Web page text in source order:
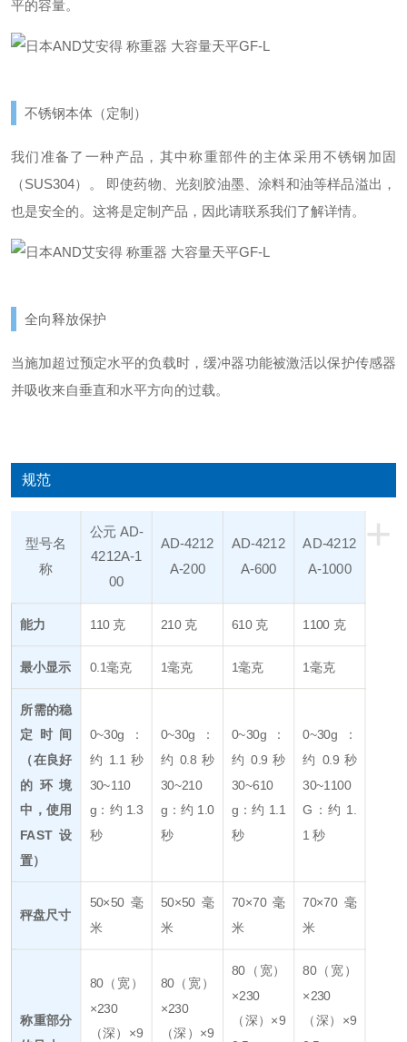
平的容量。
不锈钢本体（定制）
我们准备了一种产品，其中称重部件的主体采用不锈钢加固
（SUS304）。 即使药物、光刻胶油墨、涂料和油等样品溢出，
也是安全的。 这将是定制产品，因此请联系我们了解详情。
全向释放保护
当施加超过预定水平的负载时，缓冲器功能被激活以保护传感器
并吸收来自垂直和水平方向的过载。
规范
+
型号名
称
公元 AD-
4212A-1
00
AD-4212
A-200
AD-4212
A-600
AD-4212
A-1000
能力 110 克 210 克 610 克 1100 克
最小显示 0.1毫克 1毫克 1毫克 1毫克
所需的稳
定时间
（在良好
的环境
中，使用
FAST 设
置）
0~30g：
约 1.1 秒
30~110
g：约 1.3
秒
0~30g：
约 0.8 秒
30~210
g：约 1.0
秒
0~30g：
约 0.9 秒
30~610
g：约 1.1
秒
0~30g：
约 0.9 秒
30~1100
G：约 1.
1 秒
秤盘尺寸
50×50 毫
米
50×50 毫
米
70×70 毫
米
70×70 毫
米
称重部分
80（宽）
×230
（深）×9
80（宽）
×230
（深）×9
80（宽）
×230
（深）×9
80（宽）
×230
（深）×9